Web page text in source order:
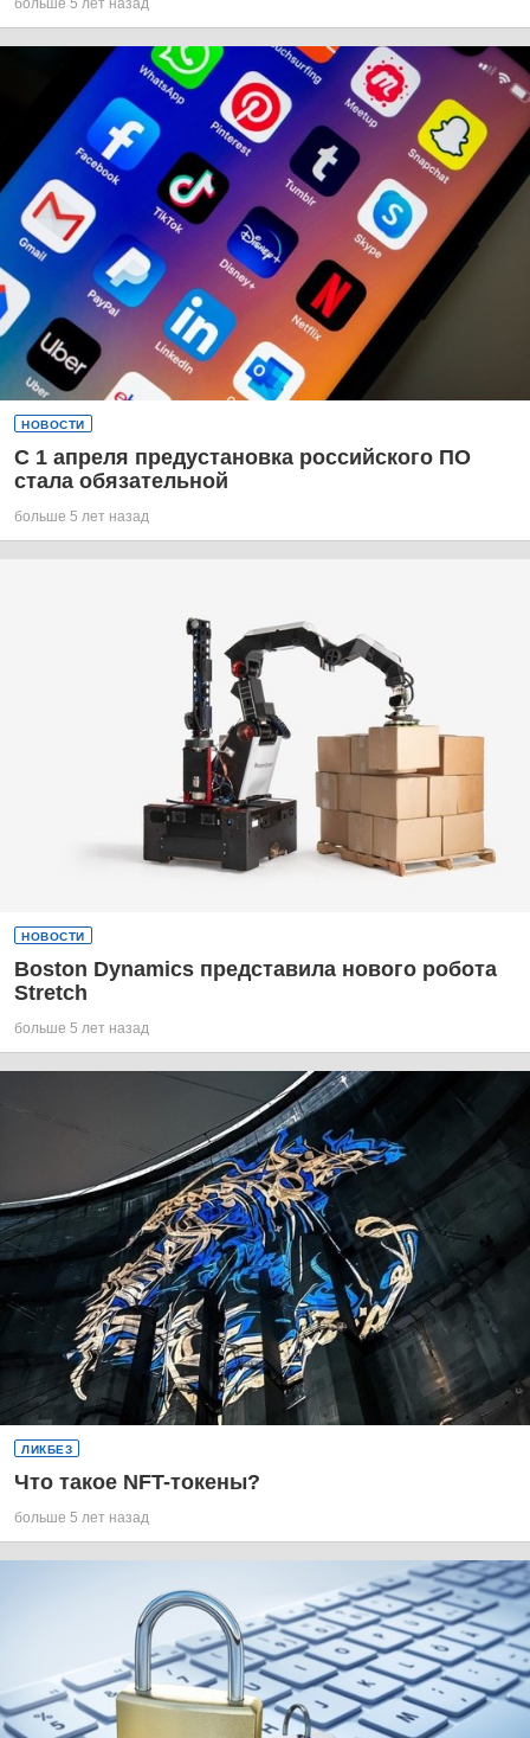
больше 5 лет назад
НОВОСТИ
С 1 апреля предустановка российского ПО
стала обязательной
больше 5 лет назад
НОВОСТИ
Boston Dynamics представила нового робота
Stretch
больше 5 лет назад
ЛИКБЕЗ
Что такое NFT-токены?
больше 5 лет назад